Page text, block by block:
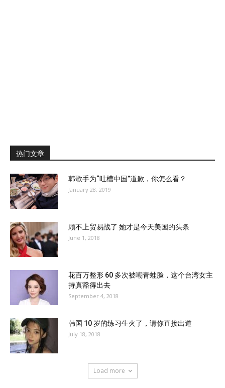
热门文章
韩歌手为“吐槽中国”道歉，你怎么看？
January 28, 2019
顾不上贸易战了 她才是今天美国的头条
June 1, 2018
花百万整形 60 多次被嘲青蛙脸，这个台湾女主
持真豁得出去
September 4, 2018
韩国 10 岁的练习生火了，请你直接出道
July 18, 2018
Load more